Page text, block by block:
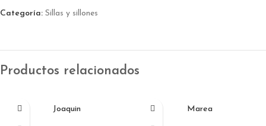
Categoría: Sillas y sillones
Productos relacionados
Joaquin Marea